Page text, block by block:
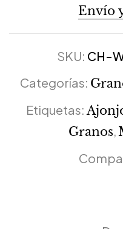
Envío
SKU: CH-
Categorías:
Etiquetas:
Granos